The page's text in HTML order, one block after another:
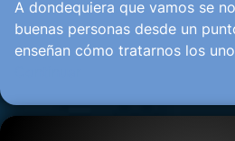
A dondequiera que vamos se
buenas personas desde un
enseñan cómo tratarnos los